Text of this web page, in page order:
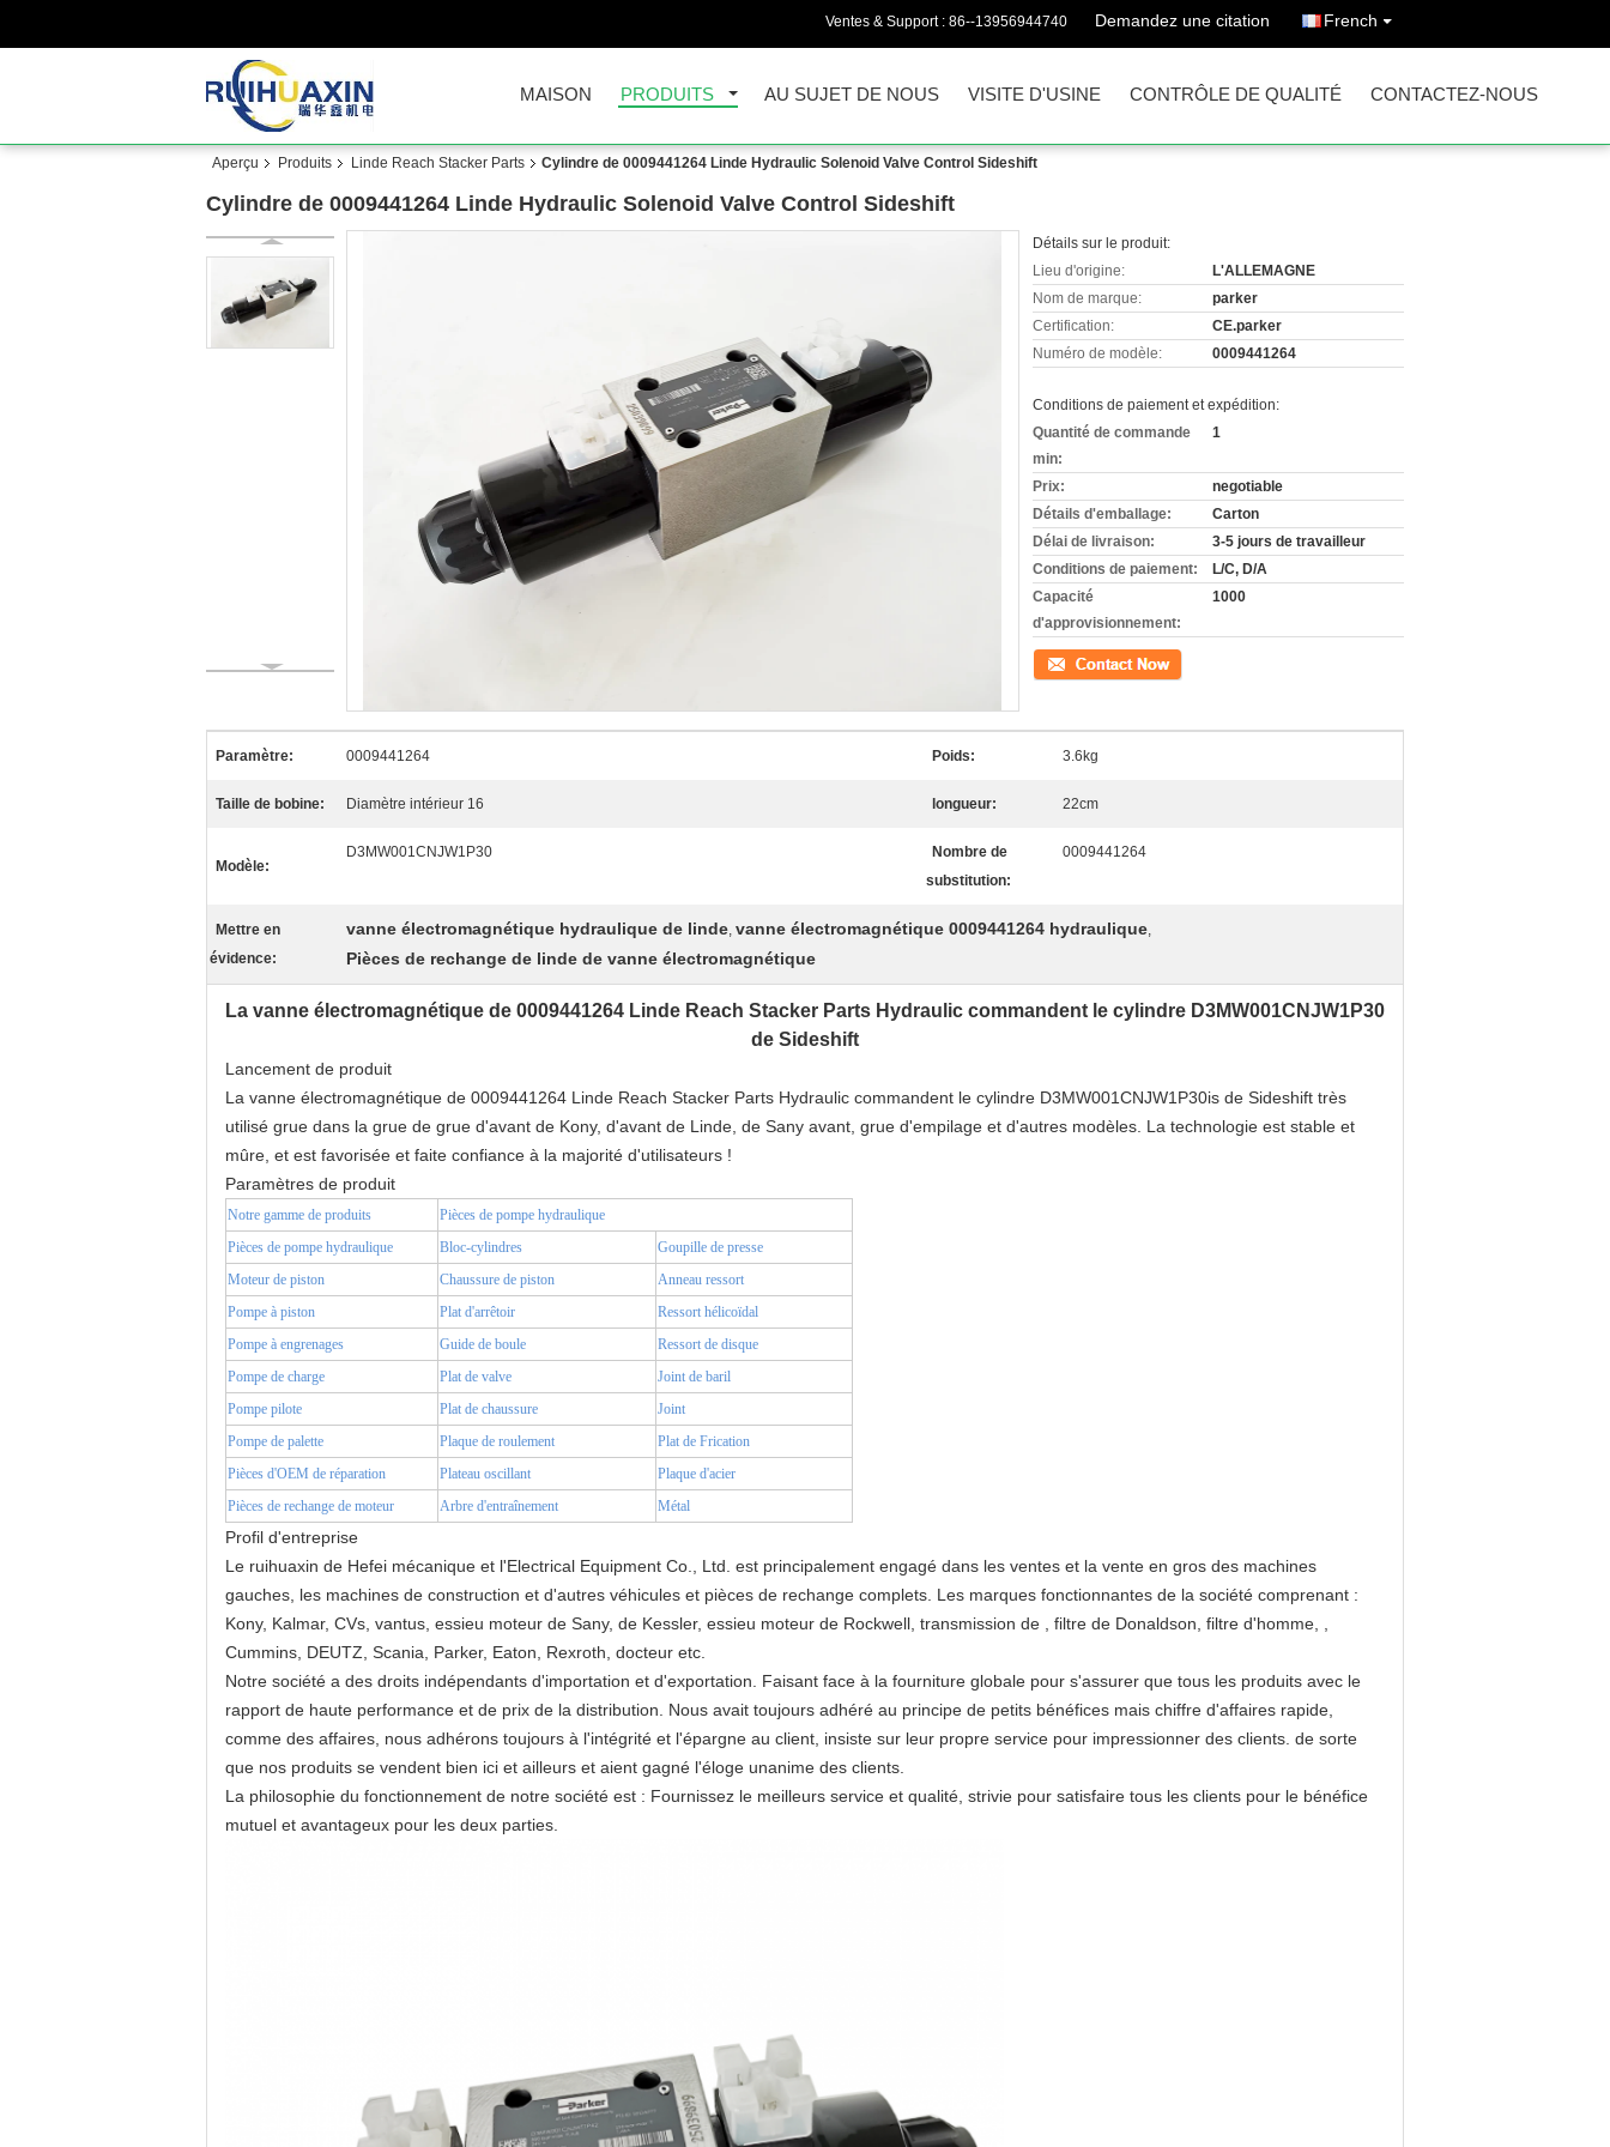
Ventes & Support : 86--13956944740 Demandez une citation French
MAISON PRODUITS AU SUJET DE NOUS VISITE D'USINE CONTRÔLE DE QUALITÉ CONTACTEZ-NOUS
Aperçu Produits Linde Reach Stacker Parts Cylindre de 0009441264 Linde Hydraulic Solenoid Valve Control Sideshift
Cylindre de 0009441264 Linde Hydraulic Solenoid Valve Control Sideshift
Détails sur le produit:
Lieu d'origine:
L'ALLEMAGNE
Nom de marque:
parker
Certification:
CE.parker
Numéro de modèle:
0009441264
Conditions de paiement et expédition:
Quantité de commande
min:
1
Prix:
negotiable
Détails d'emballage:
Carton
Délai de livraison:
3-5 jours de travailleur
Conditions de paiement:
L/C, D/A
Capacité
d'approvisionnement:
1000
Contact
Paramètre: 0009441264 Poids: 3.6kg
Taille de bobine: Diamètre intérieur 16 longueur: 22cm
Modèle:
D3MW001CNJW1P30
Nombre de
substitution:
0009441264
Mettre en
évidence:
vanne électromagnétique hydraulique de linde, vanne électromagnétique 0009441264 hydraulique,
Pièces de rechange de linde de vanne électromagnétique
La vanne électromagnétique de 0009441264 Linde Reach Stacker Parts Hydraulic commandent le cylindre D3MW001CNJW1P30
de Sideshift
Lancement de produit
La vanne électromagnétique de 0009441264 Linde Reach Stacker Parts Hydraulic commandent le cylindre D3MW001CNJW1P30is de Sideshift très
utilisé grue dans la grue de grue d'avant de Kony, d'avant de Linde, de Sany avant, grue d'empilage et d'autres modèles. La technologie est stable et
mûre, et est favorisée et faite confiance à la majorité d'utilisateurs !
Paramètres de produit
Notre gamme de produits
Pièces de pompe hydraulique
Pièces de pompe hydraulique
Bloc-cylindres
Goupille de presse
Moteur de piston
Chaussure de piston
Anneau ressort
Pompe à piston
Plat d'arrêtoir
Ressort hélicoïdal
Pompe à engrenages
Guide de boule
Ressort de disque
Pompe de charge
Plat de valve
Joint de baril
Pompe pilote
Plat de chaussure
Joint
Pompe de palette
Plaque de roulement
Plat de Frication
Pièces d'OEM de réparation
Plateau oscillant
Plaque d'acier
Pièces de rechange de moteur
Arbre d'entraînement Métal
Profil d'entreprise
Le ruihuaxin de Hefei mécanique et l'Electrical Equipment Co., Ltd. est principalement engagé dans les ventes et la vente en gros des machines
gauches, les machines de construction et d'autres véhicules et pièces de rechange complets. Les marques fonctionnantes de la société comprenant :
Kony, Kalmar, CVs, vantus, essieu moteur de Sany, de Kessler, essieu moteur de Rockwell, transmission de , filtre de Donaldson, filtre d'homme, ,
Cummins, DEUTZ, Scania, Parker, Eaton, Rexroth, docteur etc.
Notre société a des droits indépendants d'importation et d'exportation. Faisant face à la fourniture globale pour s'assurer que tous les produits avec le
rapport de haute performance et de prix de la distribution. Nous avait toujours adhéré au principe de petits bénéfices mais chiffre d'affaires rapide,
comme des affaires, nous adhérons toujours à l'intégrité et l'épargne au client, insiste sur leur propre service pour impressionner des clients. de sorte
que nos produits se vendent bien ici et ailleurs et aient gagné l'éloge unanime des clients.
La philosophie du fonctionnement de notre société est : Fournissez le meilleurs service et qualité, strivie pour satisfaire tous les clients pour le bénéfice
mutuel et avantageux pour les deux parties.